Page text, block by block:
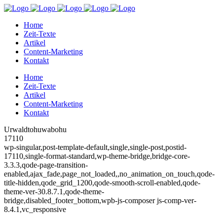
Home
Zeit-Texte
Artikel
Content-Marketing
Kontakt
Home
Zeit-Texte
Artikel
Content-Marketing
Kontakt
Urwaldtohuwabohu
17110
wp-singular,post-template-default,single,single-post,postid-
17110,single-format-standard,wp-theme-bridge,bridge-core-
3.3.3,qode-page-transition-
enabled,ajax_fade,page_not_loaded,,no_animation_on_touch,qode-
title-hidden,qode_grid_1200,qode-smooth-scroll-enabled,qode-
theme-ver-30.8.7.1,qode-theme-
bridge,disabled_footer_bottom,wpb-js-composer js-comp-ver-
8.4.1,vc_responsive